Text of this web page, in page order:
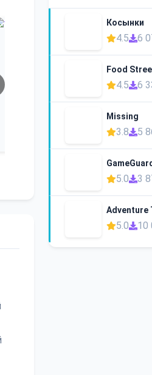
Косынки
4.5 6
Food
4.5 6
Missing
3.8 5
5.0 3
Adventure
5.0 10